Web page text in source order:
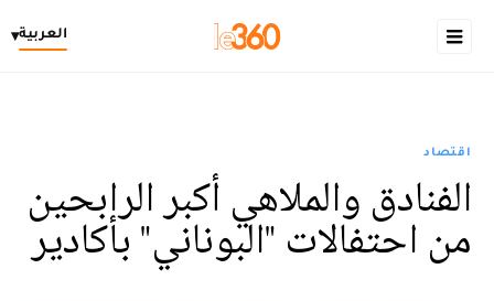
العربية▾
اقتصاد
الفنادق والملاهي أكبر الرابحين
من احتفالات "البوناني" بأكادير